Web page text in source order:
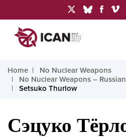
Home
No Nuclear Weapons
No Nuclear Weapons – Russian
Setsuko Thurlow
Сэцуко